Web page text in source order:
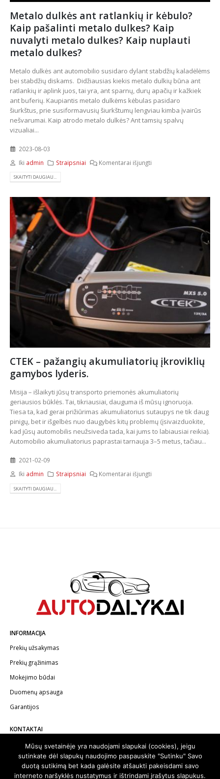
Metalo dulkės ant ratlankių ir kėbulo?
Kaip pašalinti metalo dulkes? Kaip
nuvalyti metalo dulkes? Kaip nuplauti
metalo dulkes?
Metalo dulkės ant automobilio susidaro dylant stabdžių kaladėlėms
bei stabdžių diskams. Didžiausias kiekis metalo dulkių būna ant
ratlankių ir aplink juos, tai yra, ant sparnų, durų apačių ir kažkiek
ant buferių. Kaupiantis metalo dulkėms kėbulas pasidaro
šiurkštus, prie susiformavusių šiurkštumų lengviau kimba įvairūs
nešvarumai. Kaip atrodo metalo dulkės? Ant tamsių spalvų
vizualiai...
2023-08-03
Iki admin Straipsniai Komentarai išjungti
SKAITYTI DAUGIAU...
CTEK – pažangių akumuliatorių įkroviklių
gamybos lyderis.
Misija – išlaikyti jūsų transporto priemonės akumuliatorių
geriausios būklės. Tai, tikriausiai, dauguma iš mūsų ignoruoja.
Tiesa ta, kad gerai prižiūrimas akumuliatorius sutaupys ne tik daug
pinigų, bet ir išgelbės nuo daugybės kitų problemų (įsivaizduokite,
kad jūsų automobilis neužsiveda tada, kai jums to labiausiai reikia).
Automobilio akumuliatorius paprastai tarnauja 3–5 metus, tačiau...
2021-02-09
Iki admin Straipsniai Komentarai išjungti
SKAITYTI DAUGIAU...
INFORMACIJA
Prekių užsakymas
Prekių grąžinimas
Mokėjimo būdai
Duomenų apsauga
Garantijos
KONTAKTAI
Telefonas:+370 602 62622
El.paštas: info@autodalykai.lt
Mūsų svetainėje yra naudojami slapukai (cookies), jeigu
sutinkate dėl slapukų naudojimo paspauskite "Sutinku" Savo
duotą sutikimą bet kada galėsite atšaukti pakeisdami savo
interneto naršyklės nustatymus ir ištrindami įrašytus slapukus.